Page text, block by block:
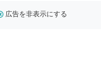
広告を非表示にする